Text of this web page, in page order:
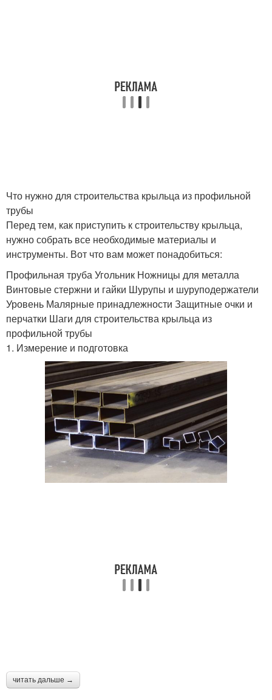
Что нужно для строительства крыльца из профильной
трубы
Перед тем, как приступить к строительству крыльца,
нужно собрать все необходимые материалы и
инструменты. Вот что вам может понадобиться:
Профильная труба Угольник Ножницы для металла
Винтовые стержни и гайки Шурупы и шуруподержатели
Уровень Малярные принадлежности Защитные очки и
перчатки Шаги для строительства крыльца из
профильной трубы
1. Измерение и подготовка
читать дальше →